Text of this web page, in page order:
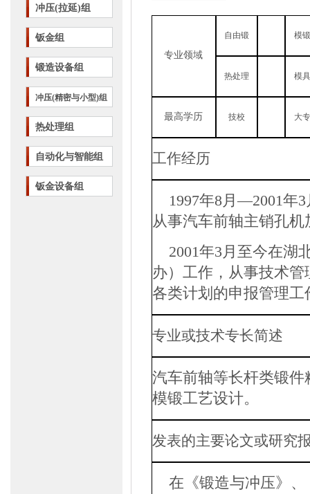
冲压(拉延)组
钣金组
锻造设备组
冲压(精密与小型)组
热处理组
自动化与智能组
钣金设备组
专业领域
自由锻 模锻
热处理 模具
最高学历 技校 大专
工作经历
1997年8 月—2001年3
从事汽车前轴主销孔
2001年3 月至今在湖
办）工作，从事技术
各类计划的申报管理工
专业或技术专长简述
汽车前轴等长杆类锻
模锻工艺设计。
发表的主要论文或研究
在《锻造与冲压》